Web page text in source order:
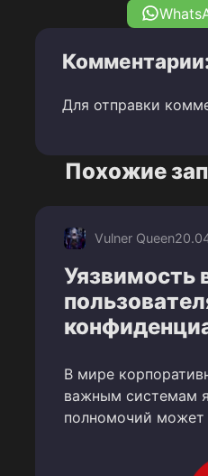
Для отправки
Похожие
Vulner Queen
Уязвимость
В мире
важным системам
полномочий может